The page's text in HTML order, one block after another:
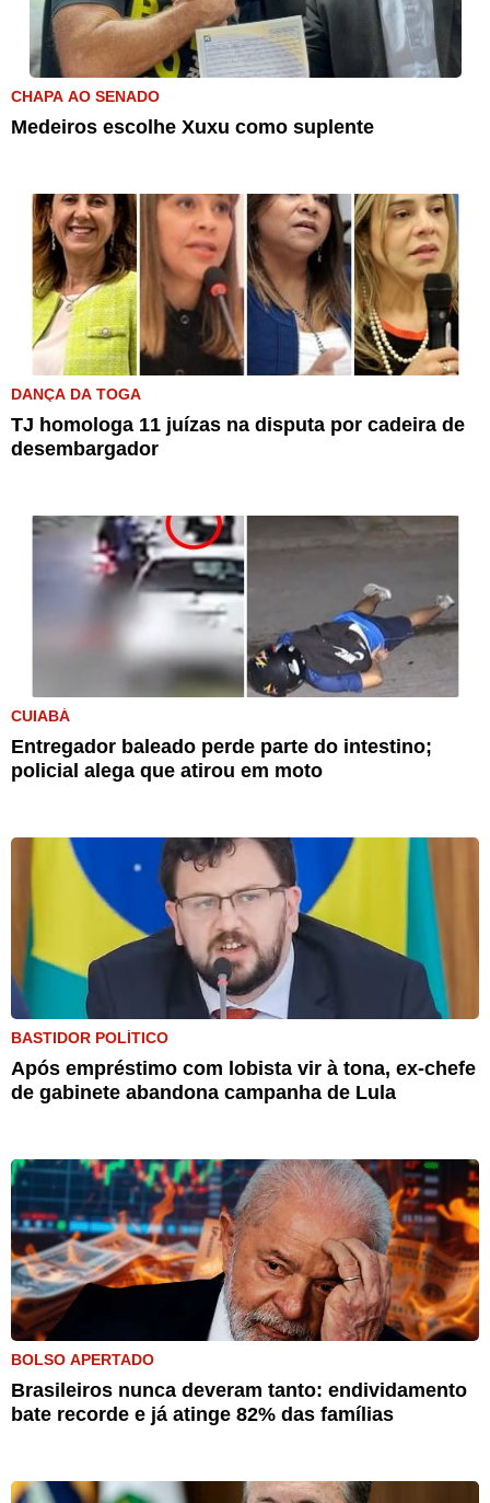
CHAPA AO SENADO
Medeiros escolhe Xuxu como suplente
DANÇA DA TOGA
TJ homologa 11 juízas na disputa por cadeira de
desembargador
CUIABÁ
Entregador baleado perde parte do intestino;
policial alega que atirou em moto
BASTIDOR POLÍTICO
Após empréstimo com lobista vir à tona, ex-chefe
de gabinete abandona campanha de Lula
BOLSO APERTADO
Brasileiros nunca deveram tanto: endividamento
bate recorde e já atinge 82% das famílias